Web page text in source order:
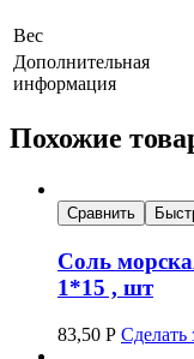
Вес
Дополнительная
информация
Похожие
Сравнить
Соль
1*15 , шт
83,50 Р Сделать